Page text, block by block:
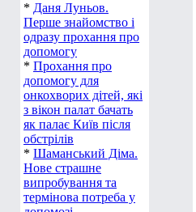
* Даня Луньов.
Перше знайомство і
одразу прохання про
допомогу
* Прохання про
допомогу для
онкохворих дітей, які
з вікон палат бачать
як палає Київ після
обстрілів
* Шаманський Діма.
Нове страшне
випробування та
термінова потреба у